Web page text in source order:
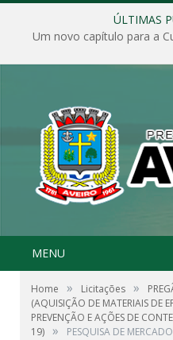
ÚLTIMAS
Um novo capítulo para a
MENU
Home » Licitações »
(AQUISIÇÃO DE MATERIAIS DE
PREVENÇÃO E AÇÕES DE
19) » PESQUISA DE